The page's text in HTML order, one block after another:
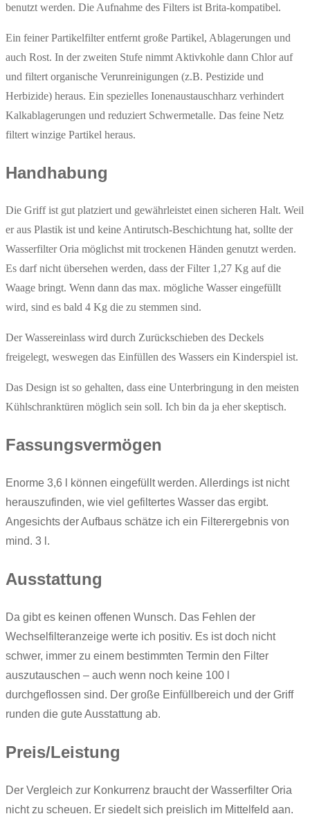
benutzt werden. Die Aufnahme des Filters ist Brita-kompatibel.
Ein feiner Partikelfilter entfernt große Partikel, Ablagerungen und
auch Rost. In der zweiten Stufe nimmt Aktivkohle dann Chlor auf
und filtert organische Verunreinigungen (z.B. Pestizide und
Herbizide) heraus. Ein spezielles Ionenaustauschharz verhindert
Kalkablagerungen und reduziert Schwermetalle. Das feine Netz
filtert winzige Partikel heraus.
Handhabung
Die Griff ist gut platziert und gewährleistet einen sicheren Halt. Weil
er aus Plastik ist und keine Antirutsch-Beschichtung hat, sollte der
Wasserfilter Oria möglichst mit trockenen Händen genutzt werden.
Es darf nicht übersehen werden, dass der Filter 1,27 Kg auf die
Waage bringt. Wenn dann das max. mögliche Wasser eingefüllt
wird, sind es bald 4 Kg die zu stemmen sind.
Der Wassereinlass wird durch Zurückschieben des Deckels
freigelegt, weswegen das Einfüllen des Wassers ein Kinderspiel ist.
Das Design ist so gehalten, dass eine Unterbringung in den meisten
Kühlschranktüren möglich sein soll. Ich bin da ja eher skeptisch.
Fassungsvermögen
Enorme 3,6 l können eingefüllt werden. Allerdings ist nicht
herauszufinden, wie viel gefiltertes Wasser das ergibt.
Angesichts der Aufbaus schätze ich ein Filterergebnis von
mind. 3 l.
Ausstattung
Da gibt es keinen offenen Wunsch. Das Fehlen der
Wechselfilteranzeige werte ich positiv. Es ist doch nicht
schwer, immer zu einem bestimmten Termin den Filter
auszutauschen – auch wenn noch keine 100 l
durchgeflossen sind. Der große Einfüllbereich und der Griff
runden die gute Ausstattung ab.
Preis/Leistung
Der Vergleich zur Konkurrenz braucht der Wasserfilter Oria
nicht zu scheuen. Er siedelt sich preislich im Mittelfeld aan.